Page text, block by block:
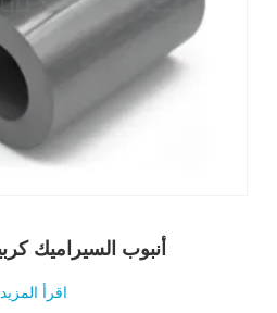
أنبوب السيراميك
اقرأ المزيد